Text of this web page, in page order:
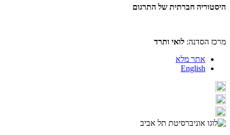
היסטוריה חברתית של התרגום
מרכז הסדנה: לואי ותרד
אתר מלא
English